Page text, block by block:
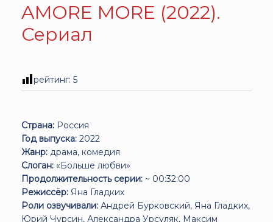
AMORE MORE (2022).
Сериал
рейтинг: 5
Страна: Россия
Год выпуска: 2022
Жанр: драма, комедия
Слоган: «Больше любви»
Продолжительность серии: ~ 00:32:00
Режиссёр: Яна Гладких
Роли озвучивали: Андрей Бурковский, Яна Гладких,
Юрий Чурсин, Александра Урсуляк, Максим